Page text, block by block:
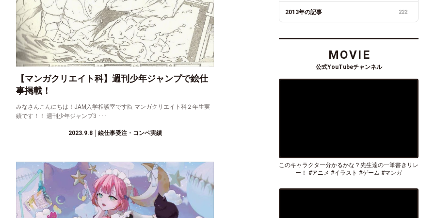
【マンガクリエイト科】週刊少年ジャンプで絵仕
事掲載！
みなさんこんにちは！JAM入学相談室です🙋 マンガクリエイト科２年生実
績です！！ 週刊少年ジャンプ3 ･･･
2023.9.8│絵仕事受注・コンペ実績
2013年の記事 222
MOVIE
公式YouTubeチャンネル
このキャラクター分かるかな？先生達の一筆書きリレ
ー！ #アニメ #イラスト #ゲーム #マンガ